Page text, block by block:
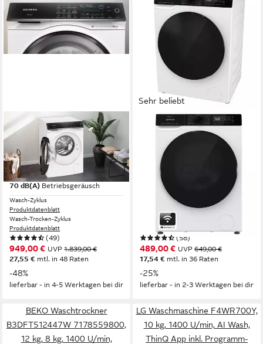
SIEMENS
Waschtrockner iQ700
WN54C2070
9 kg Kapazität Waschen
6 kg Kapazität Trocknen
70 dB(A) Betriebsgeräusch
Wasch-Zyklus
Produktdatenblatt
Wasch-Trocken-Zyklus
Produktdatenblatt
(49)
949,00 € UVP 1.839,00 €
27,55 € mtl. in 48 Raten
-48%
lieferbar - in 4-5 Werktagen bei dir
Sehr beliebt
GORENJE
Waschtrockner
WD2PA964ADW/DE
Kapazität Waschen
Kapazität Trocknen
72 dB(A)
Wasch-Zyklus
Produktdatenblatt
Wasch-Trocken-Zyklus
Produktdatenblatt
(58)
489,00 € UVP 649,00 €
17,54 € mtl. in 36 Raten
-25%
lieferbar - in 2-3 Werktagen bei dir
BEKO Waschtrockner
B3DFT512447W 7178559800,
12 kg, 8 kg, 1400 U/min,
LG Waschmaschine F4WR700Y,
10 kg, 1400 U/min, AI Wash,
ThinQ App inkl. Programm-